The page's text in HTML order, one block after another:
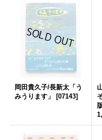
岡田貴久子/長新太「う
みうります」
[07143]